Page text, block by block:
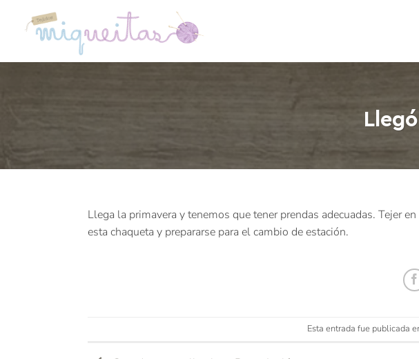
contenido
Llega la primavera y tenemos que tener prendas adecuadas. Tejer
esta chaqueta y prepararse para el cambio de estación.
Esta entrada fue publicada